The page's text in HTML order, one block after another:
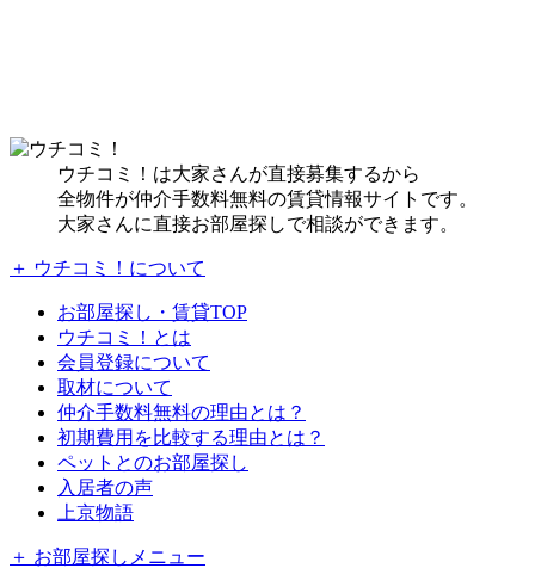
ウチコミ！は大家さんが直接募集するから
全物件が仲介手数料無料の賃貸情報サイトです。
大家さんに直接お部屋探しで相談ができます。
＋ ウチコミ！について
お部屋探し・賃貸TOP
ウチコミ！とは
会員登録について
取材について
仲介手数料無料の理由とは？
初期費用を比較する理由とは？
ペットとのお部屋探し
入居者の声
上京物語
＋ お部屋探しメニュー